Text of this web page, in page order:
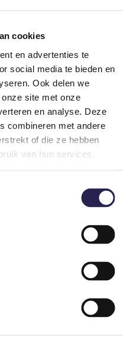
cookies
en advertenties te
social media te bieden en
Ook delen we
site met onze
en analyse. Deze
combineren met andere
of die ze hebben
van hun services.